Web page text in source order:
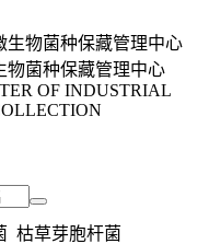
物菌种保藏管理中心
OF INDUSTRIAL
枯草芽胞杆菌